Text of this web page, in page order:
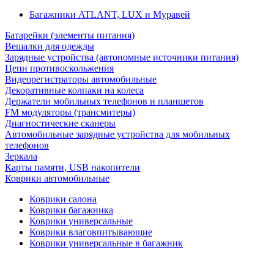
Багажники ATLANT, LUX и Муравей
Батарейки (элементы питания)
Вешалки для одежды
Зарядные устройства (автономные источники питания)
Цепи противоскольжения
Видеорегистраторы автомобильные
Декоративные колпаки на колеса
Держатели мобильных телефонов и планшетов
FM модуляторы (трансмитеры)
Диагностические сканеры
Автомобильные зарядные устройства для мобильных
телефонов
Зеркала
Карты памяти, USB накопители
Коврики автомобильные
Коврики салона
Коврики багажника
Коврики универсальные
Коврики влаговпитывающие
Коврики универсальные в багажник